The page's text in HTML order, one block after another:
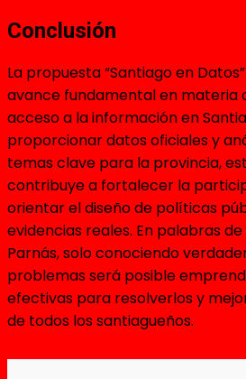
Conclusión
La propuesta “Santiago en
avance fundamental en materia
acceso a la información en
proporcionar datos oficiales y
temas clave para la provincia,
contribuye a fortalecer la
orientar el diseño de políticas
evidencias reales. En palabras
Parnás, solo conociendo
problemas será posible
efectivas para resolverlos y
de todos los santiagueños.